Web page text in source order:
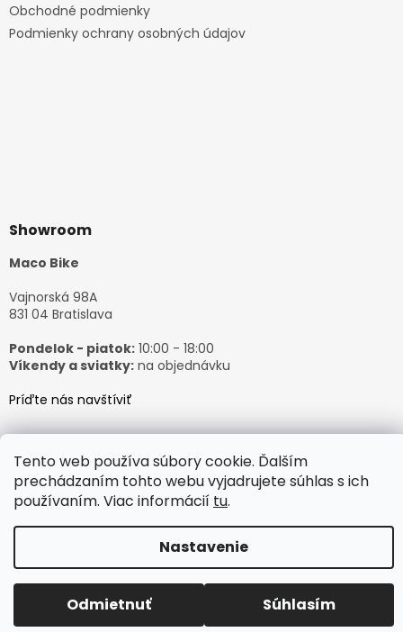
Tento web používa súbory cookie. Ďalším
prechádzaním tohto webu vyjadrujete súhlas s ich
používaním. Viac informácií tu.
Nastavenie
Odmietnuť Súhlasím
Obchodné podmienky
Podmienky ochrany osobných údajov
Showroom
Maco Bike
Vajnorská 98A
831 04 Bratislava
Pondelok - piatok: 10:00 - 18:00
Víkendy a sviatky: na objednávku
Príďte nás navštíviť
Vytvoril Shoptet
𝙈𝙖𝙘𝙤𝘽𝙞𝙠𝙚. Všetky práva vyhradené.